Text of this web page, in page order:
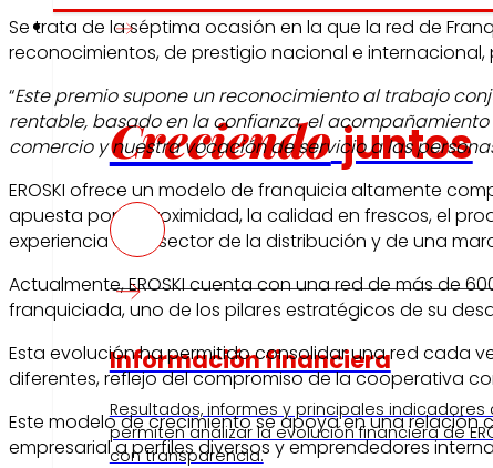
Inversores
Creciendojuntos
Información financiera
Resultados, informes y principales indicadores
permiten analizar la evolución financiera de
con transparencia.
Se trata de la séptima ocasión en la que la red de
reconocimientos, de prestigio nacional e
“Este premio supone un reconocimiento al trabajo
rentable, basado en la confianza, el
comercio y nuestra vocación de servicio a las
EROSKI ofrece un modelo de franquicia altamente
apuesta por la proximidad, la calidad en frescos, el
experiencia en el sector de la distribución y de una
Actualmente, EROSKI cuenta con una red de más de
franquiciada, uno de los pilares estratégicos de su
Esta evolución ha permitido consolidar una red cada
diferentes, reflejo del compromiso de la cooperativa
Este modelo de crecimiento se apoya en una
empresarial a perfiles diversos y emprendedores